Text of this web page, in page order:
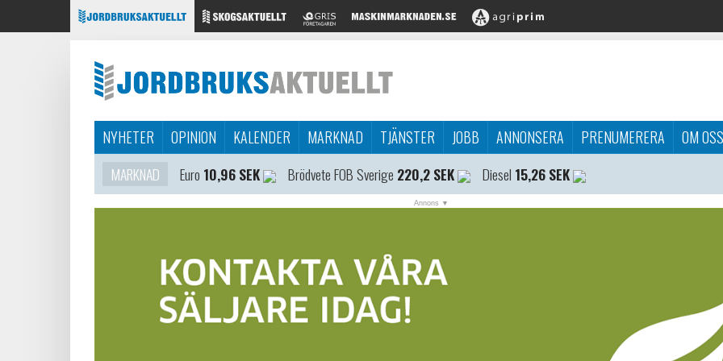
NYHETER OPINION KALENDER MARKNAD TJÄNSTER JOBB ANNONSERA PRENUMERERA
OM OSS
MARKNAD
Euro 10,96 SEK Brödvete FOB Sverige 220,2 SEK Diesel 15,26 SEK